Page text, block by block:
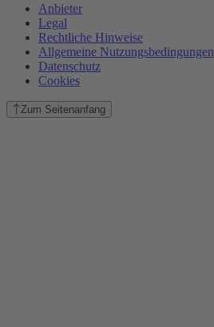
Anbieter
Legal
Rechtliche Hinweise
Allgemeine Nutzungsbedingungen
Datenschutz
Cookies
Zum Seitenanfang